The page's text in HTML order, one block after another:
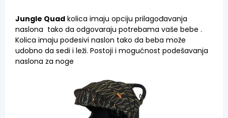
Jungle Quad kolica imaju opciju prilagođavanja
naslona tako da odgovaraju potrebama vaše bebe .
Kolica imaju podesivi naslon tako da beba može
udobno da sedi i leži. Postoji i mogućnost podešavanja
naslona za noge